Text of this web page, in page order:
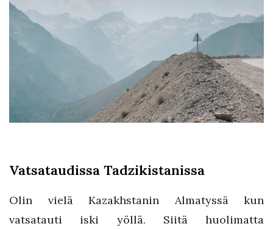
Vatsataudissa Tadzikistanissa
Olin vielä Kazakhstanin Almatyssä kun
vatsatauti iski yöllä. Siitä huolimatta